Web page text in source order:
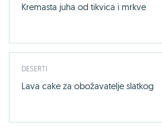
Kremasta juha od tikvica i mrkve
DESERTI
Lava cake za obožavatelje slatkog